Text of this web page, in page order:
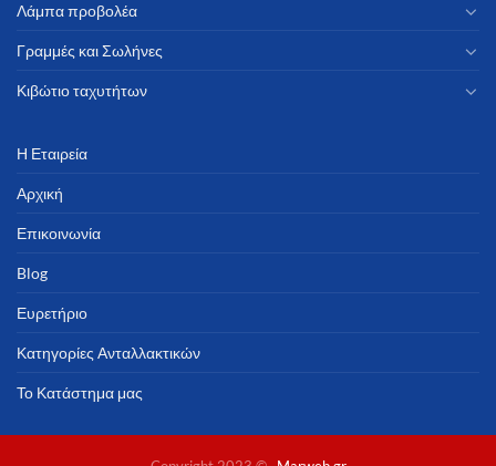
Λάμπα προβολέα
Γραμμές και Σωλήνες
Κιβώτιο ταχυτήτων
Η Εταιρεία
Αρχική
Επικοινωνία
Blog
Ευρετήριο
Κατηγορίες Ανταλλακτικών
Το Κατάστημα μας